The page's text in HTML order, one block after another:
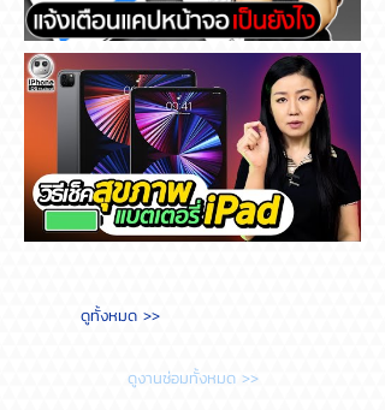
Messenger แจ้งเตือนแคปหน้า
จอ เป็นยังไง
วิธีเช็คสุขภาพแบตเตอรี่ iPad
ต้องทำยังไง?
ดูทั้งหมด >>
ดูงานซ่อมทั้งหมด >>